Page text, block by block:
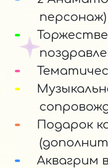
персонаж)
Подарок
Аквагрим